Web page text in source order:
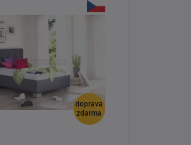
doprava
zdarma